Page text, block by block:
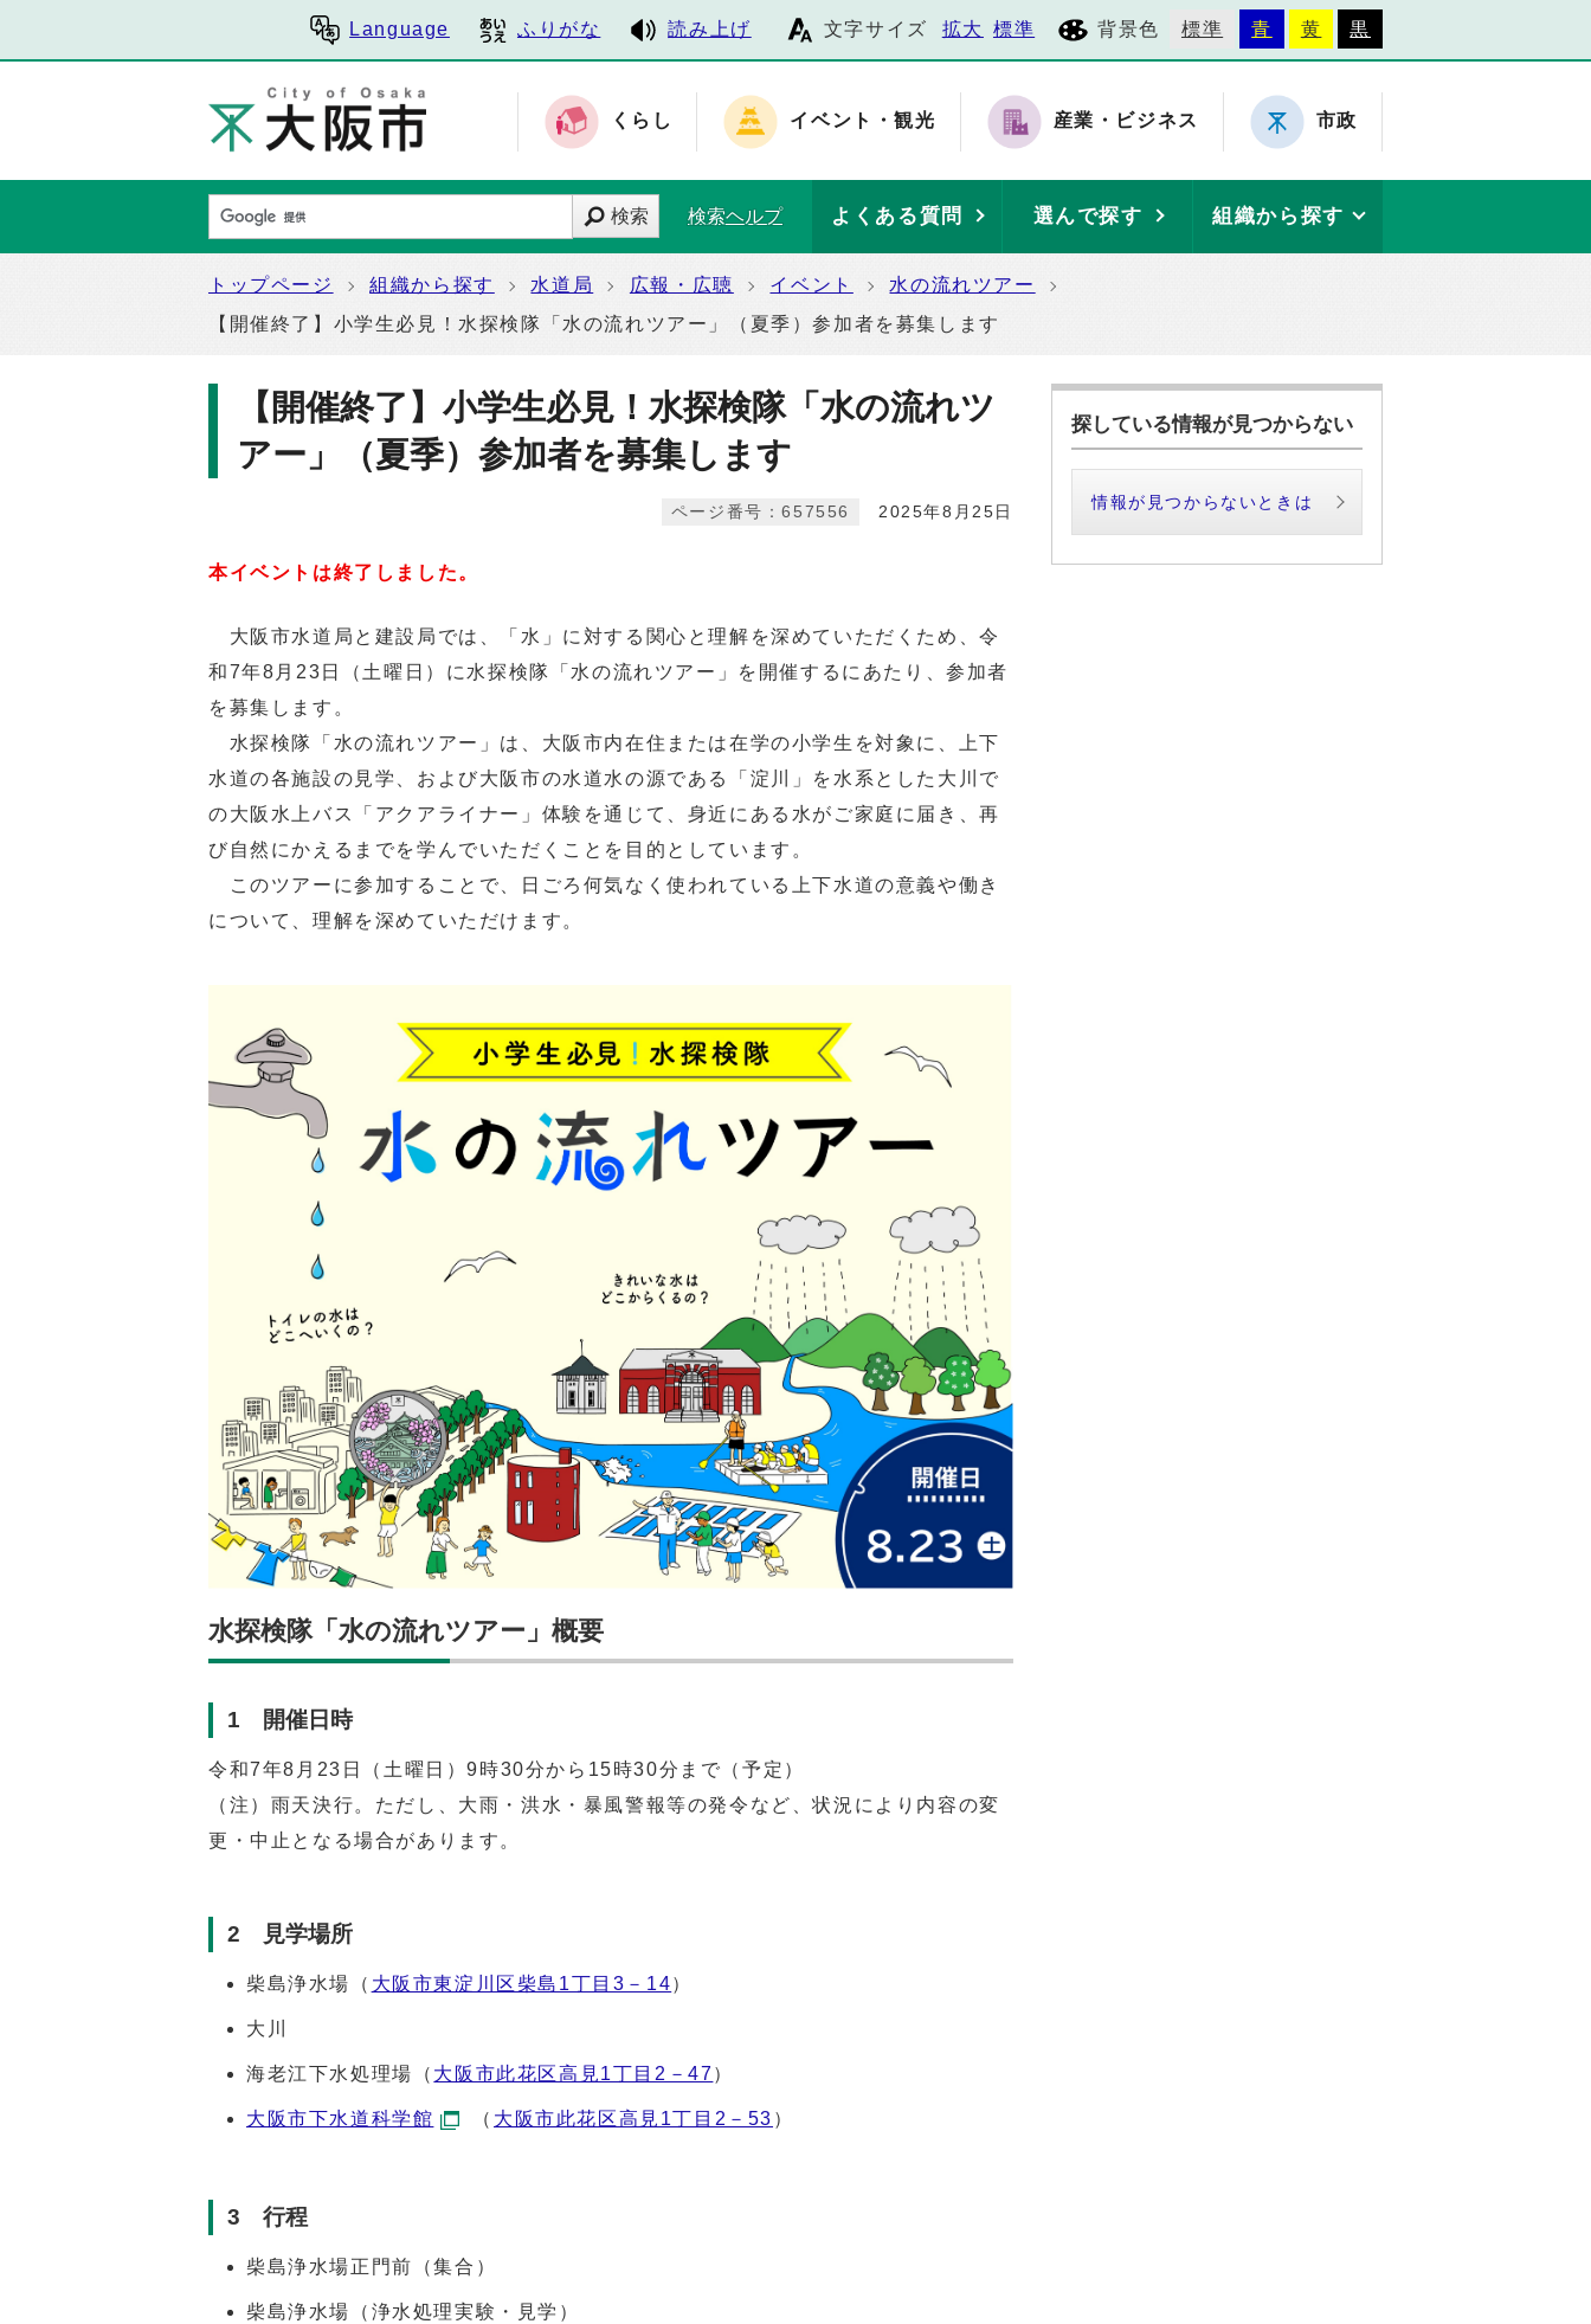
Language ふりがな 読み上げ 文字サイズ 拡大 標準 背景色 標準 青 黄 黒
くらし イベント・観光 産業・ビジネス 市政
検索 検索ヘルプ よくある質問 選んで探す 組織から探す
トップページ 組織から探す 水道局 広報・広聴 イベント
水の流れツアー
【開催終了】小学生必見！水探検隊「水の流れツアー」（夏季）参加者を募集します
【開催終了】小学生必見！水探検隊「水の流れツ
アー」（夏季）参加者を募集します
2025年8月25日
ページ番号：657556
本イベントは終了しました。
大阪市水道局と建設局では、「水」に対する関心と理解を深めていただくため、令
和7年8月23日（土曜日）に水探検隊「水の流れツアー」を開催するにあたり、参加者
を募集します。
水探検隊「水の流れツアー」は、大阪市内在住または在学の小学生を対象に、上下
水道の各施設の見学、および大阪市の水道水の源である「淀川」を水系とした大川で
の大阪水上バス「アクアライナー」体験を通じて、身近にある水がご家庭に届き、再
び自然にかえるまでを学んでいただくことを目的としています。
このツアーに参加することで、日ごろ何気なく使われている上下水道の意義や働き
について、理解を深めていただけます。
水探検隊「水の流れツアー」概要
1 開催日時
令和7年8月23日（土曜日）9時30分から15時30分まで（予定）
（注）雨天決行。ただし、大雨・洪水・暴風警報等の発令など、状況により内容の変
更・中止となる場合があります。
2 見学場所
柴島浄水場（ 大阪市東淀川区柴島1丁目3－14）
大川
海老江下水処理場（ 大阪市此花区高見1丁目2－47 ）
大阪市下水道科学館 （ 大阪市此花区高見1丁目2－53 ）
3 行程
柴島浄水場正門前（集合）
柴島浄水場（浄水処理実験・見学）
探している情報が見つからない
情報が見つからないときは